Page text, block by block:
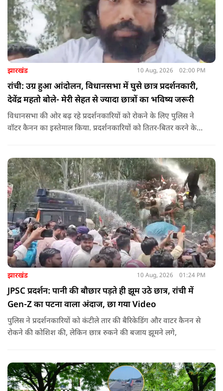
झारखंड 10 Aug, 2026 02:00 PM
रांची: उग्र हुआ आंदोलन, विधानसभा में घुसे छात्र प्रदर्शनकारी,
देवेंद्र महतो बोले- मेरी सेहत से ज्यादा छात्रों का भविष्य जरूरी
विधानसभा की ओर बढ़ रहे प्रदर्शनकारियों को रोकने के लिए पुलिस ने
वॉटर कैनन का इस्तेमाल किया. प्रदर्शनकारियों को तितर-बितर करने के
झारखंड 10 Aug, 2026 01:24 PM
JPSC प्रदर्शन: पानी की बौछार पड़ते ही झूम उठे छात्र, रांची में
Gen-Z का पटना वाला अंदाज, छा गया Video
पुलिस ने प्रदर्शनकारियों को कंटीले तार की बैरिकेडिंग और वाटर कैनन से
रोकने की कोशिश की, लेकिन छात्र रुकने की बजाय झूमने लगे,